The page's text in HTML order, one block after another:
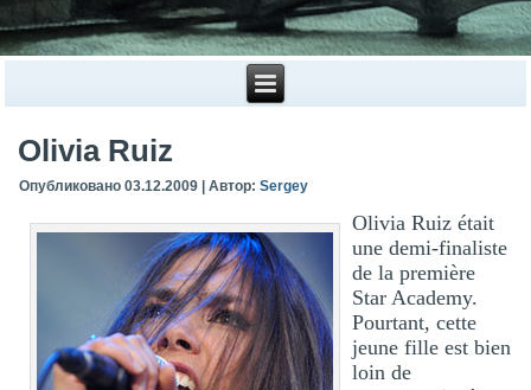
Olivia Ruiz
Опубликовано 03.12.2009 |Автор: Sergey
Olivia Ruiz était
une demi-finaliste
de la première
Star Academy.
Pourtant, cette
jeune fille est bien
loin de